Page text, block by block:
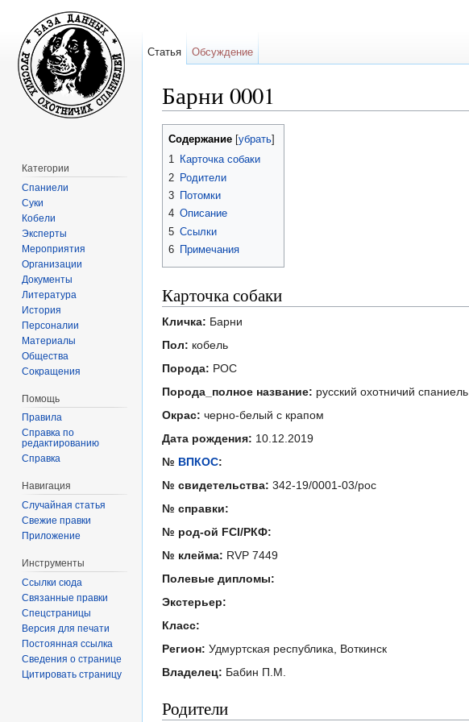
Барни 0001
Содержание убрать
1 Карточка собаки
2 Родители
3 Потомки
4 Описание
5 Ссылки
6 Примечания
Карточка собаки
Кличка: Барни
Пол: кобель
Порода: РОС
Порода_полное название: русский охотничий спаниель
Окрас: черно-белый с крапом
Дата рождения: 10.12.2019
№ ВПКОС:
№ свидетельства: 342-19/0001-03/рос
№ справки:
№ род-ой FCI/РКФ:
№ клейма: RVP 7449
Полевые дипломы:
Экстерьер:
Класс:
Регион: Удмуртская республика, Воткинск
Владелец: Бабин П.М.
Родители
Статья Обсуждение
Категории
Спаниели
Суки
Кобели
Эксперты
Мероприятия
Организации
Документы
Литература
История
Персоналии
Материалы
Общества
Сокращения
Помощь
Правила
Справка по
редактированию
Справка
Навигация
Случайная статья
Свежие правки
Приложение
Инструменты
Ссылки сюда
Связанные правки
Спецстраницы
Версия для печати
Постоянная ссылка
Сведения о странице
Цитировать страницу